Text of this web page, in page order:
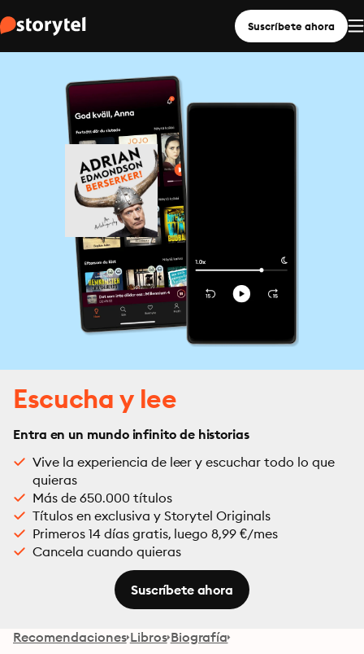
Suscríbete ahora
Escucha y lee
Entra en un mundo infinito de historias
Vive la experiencia de leer y escuchar todo lo que
quieras
Más de 650.000 títulos
Títulos en exclusiva y Storytel Originals
Primeros 14 días gratis, luego 8,99 €/mes
Cancela cuando quieras
Suscríbete ahora
Recomendaciones Libros Biografía